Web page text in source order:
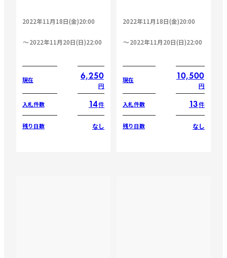
2022年11月18日(金)20:00
2022年11月20日(日)22:00
現在 6,250
円
入札件数 14件
残り日数 なし
2022年11月18日(金)20:00
2022年11月20日(日)22:00
現在 10,500
円
入札件数 13件
残り日数 なし